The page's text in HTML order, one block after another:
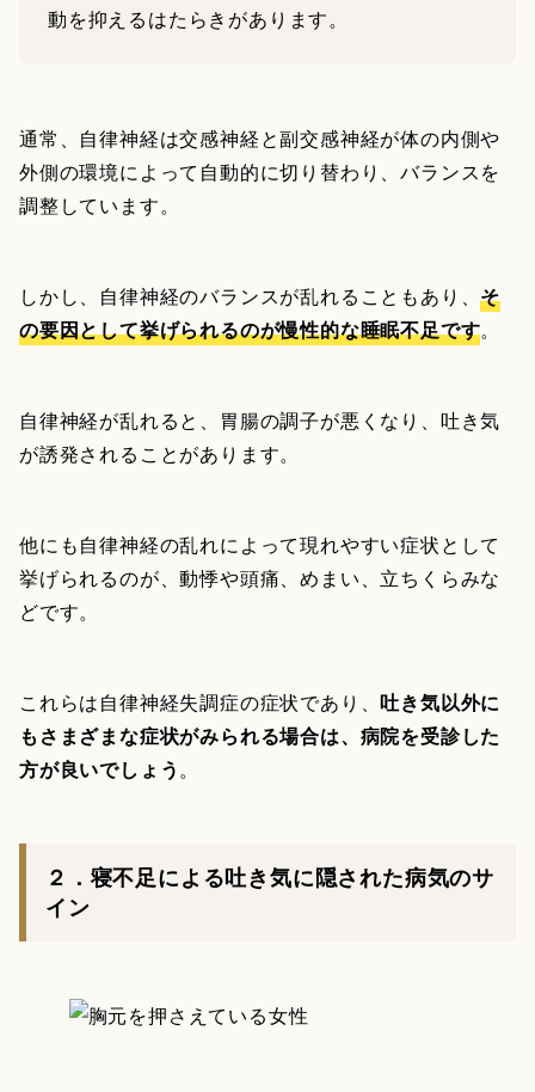
動を抑えるはたらきがあります。
通常、自律神経は交感神経と副交感神経が体の内側や
外側の環境によって自動的に切り替わり、バランスを
調整しています。
しかし、自律神経のバランスが乱れることもあり、そ
の要因として挙げられるのが慢性的な睡眠不足です。
自律神経が乱れると、胃腸の調子が悪くなり、吐き気
が誘発されることがあります。
他にも自律神経の乱れによって現れやすい症状として
挙げられるのが、動悸や頭痛、めまい、立ちくらみな
どです。
これらは自律神経失調症の症状であり、吐き気以外に
もさまざまな症状がみられる場合は、病院を受診した
方が良いでしょう。
２．寝不足による吐き気に隠された病気のサ
イン